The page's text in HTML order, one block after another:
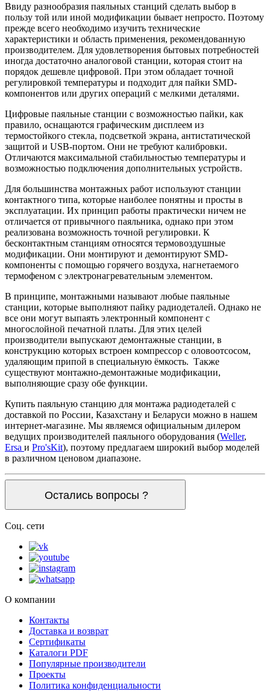
Ввиду разнообразия паяльных станций сделать выбор в
пользу той или иной модификации бывает непросто. Поэтому
прежде всего необходимо изучить технические
характеристики и область применения, рекомендованную
производителем. Для удовлетворения бытовых потребностей
иногда достаточно аналоговой станции, которая стоит на
порядок дешевле цифровой. При этом обладает точной
регулировкой температуры и подходит для пайки SMD-
компонентов или других операций с мелкими деталями.
Цифровые паяльные станции с возможностью пайки, как
правило, оснащаются графическим дисплеем из
термостойкого стекла, подсветкой экрана, антистатической
защитой и USB-портом. Они не требуют калибровки.
Отличаются максимальной стабильностью температуры и
возможностью подключения дополнительных устройств.
Для большинства монтажных работ используют станции
контактного типа, которые наиболее понятны и просты в
эксплуатации. Их принцип работы практически ничем не
отличается от привычного паяльника, однако при этом
реализована возможность точной регулировки. К
бесконтактным станциям относятся термовоздушные
модификации. Они монтируют и демонтируют SMD-
компоненты с помощью горячего воздуха, нагнетаемого
термофеном с электронагревательным элементом.
В принципе, монтажными называют любые паяльные
станции, которые выполняют пайку радиодеталей. Однако не
все они могут выпаять электронный компонент с
многослойной печатной платы. Для этих целей
производители выпускают демонтажные станции, в
конструкцию которых встроен компрессор с оловоотсосом,
удаляющим припой в специальную ёмкость. Также
существуют монтажно-демонтажные модификации,
выполняющие сразу обе функции.
Купить паяльную станцию для монтажа радиодеталей с
доставкой по России, Казахстану и Беларуси можно в нашем
интернет-магазине. Мы являемся официальным дилером
ведущих производителей паяльного оборудования (Weller,
Ersa и Pro'sKit), поэтому предлагаем широкий выбор моделей
в различном ценовом диапазоне.
Остались вопросы ?
Соц. сети
О компании
Контакты
Доставка и возврат
Сертификаты
Каталоги PDF
Популярные производители
Проекты
Политика конфиденциальности